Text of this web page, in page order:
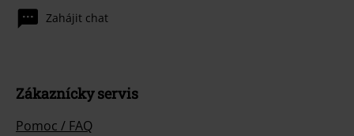
Zahájit chat
Zákaznícky servis
Pomoc / FAQ